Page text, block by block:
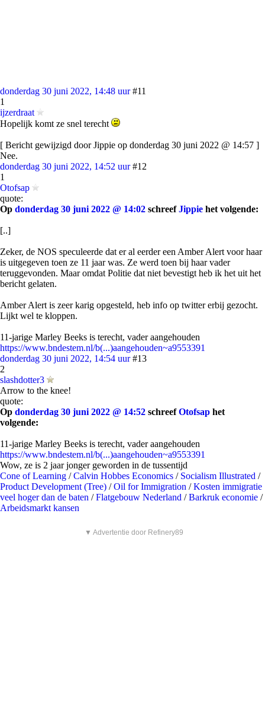
donderdag 30 juni 2022, 14:48 uur #11
1
ijzerdraat
Hopelijk komt ze snel terecht
[ Bericht gewijzigd door Jippie op donderdag 30 juni 2022 @ 14:57 ]
Nee.
donderdag 30 juni 2022, 14:52 uur #12
1
Otofsap
quote:
Op donderdag 30 juni 2022 @ 14:02 schreefJippie het volgende:
[..]
Zeker, de NOS speculeerde dat er al eerder een Amber Alert voor haar
is uitgegeven toen ze 11 jaar was. Ze werd toen bij haar vader
teruggevonden. Maar omdat Politie dat niet bevestigt heb ik het uit het
bericht gelaten.
Amber Alert is zeer karig opgesteld, heb info op twitter erbij gezocht.
Lijkt wel te kloppen.
11-jarige Marley Beeks is terecht, vader aangehouden
https://www.bndestem.nl/b(...)aangehouden~a9553391
donderdag 30 juni 2022, 14:54 uur #13
2
slashdotter3
Arrow to the knee!
quote:
Op donderdag 30 juni 2022 @ 14:52 schreefOtofsap het
volgende:
11-jarige Marley Beeks is terecht, vader aangehouden
https://www.bndestem.nl/b(...)aangehouden~a9553391
Wow, ze is 2 jaar jonger geworden in de tussentijd
Cone of Learning /Calvin Hobbes Economics / Socialism Illustrated /
Product Development (Tree) /Oil for Immigration /Kosten immigratie
veel hoger dan de baten /Flatgebouw Nederland /Barkruk economie /
Arbeidsmarkt kansen
▼ Advertentie door Refinery89